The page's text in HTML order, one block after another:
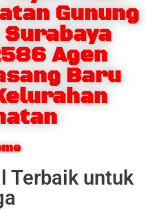
Gunung
Agen
Baru
Terbaik untuk